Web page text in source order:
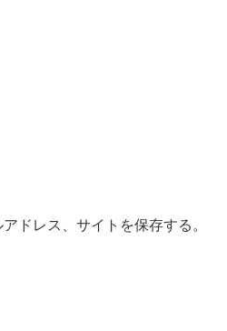
ドレス、サイトを保存する。